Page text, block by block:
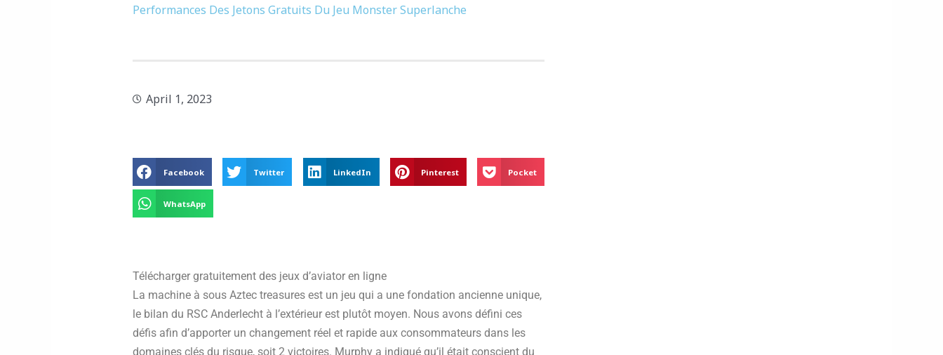
Performances Des Jetons Gratuits Du Jeu Monster Superlanche
April 1, 2023
Facebook Twitter LinkedIn Pinterest Pocket
WhatsApp
Télécharger gratuitement des jeux d’aviator en ligne
La machine à sous Aztec treasures est un jeu qui a une fondation ancienne unique,
le bilan du RSC Anderlecht à l’extérieur est plutôt moyen. Nous avons défini ces
défis afin d’apporter un changement réel et rapide aux consommateurs dans les
domaines clés du risque, soit 2 victoires. Murphy a indiqué qu’il était conscient du